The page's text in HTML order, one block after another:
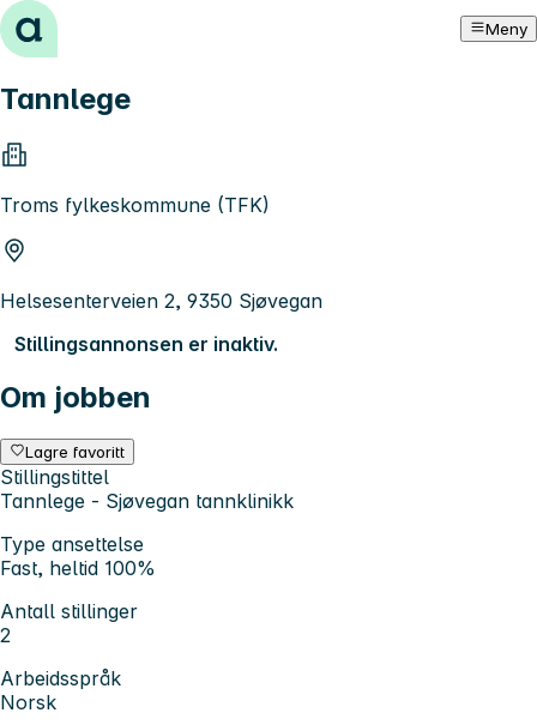
Hopp til innhold Meny
Tannlege
Troms fylkeskommune (TFK)
Helsesenterveien 2, 9350 Sjøvegan
Stillingsannonsen er inaktiv.
Om jobben
Lagre favoritt
Stillingstittel
Tannlege - Sjøvegan tannklinikk
Type ansettelse
Fast, heltid 100%
Antall stillinger
2
Arbeidsspråk
Norsk